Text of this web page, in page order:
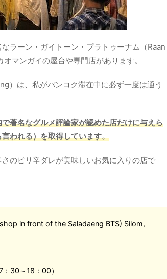
ラーン・ガイトーン・プラトゥーナム（Raan
マンガイの屋台や専門店があります。
）は、私がバンコク滞在中に必ず一度は通う
著名なグルメ評論家が認めた店だけに与えら
われる）を取得しています。
のピリ辛ダレが美味しいお気に入りの店で
in front of the Saladaeng BTS) Silom,
30～18：00）